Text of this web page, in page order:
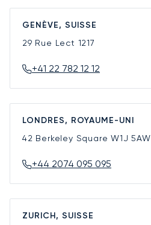
GENÈVE, SUISSE
29 Rue Lect 1217
+41 22 782 12 12
LONDRES, ROYAUME-UNI
42 Berkeley SquareW1J 5AW
+44 2074 095 095
ZURICH, SUISSE